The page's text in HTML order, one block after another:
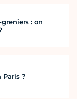
: on
Paris ?